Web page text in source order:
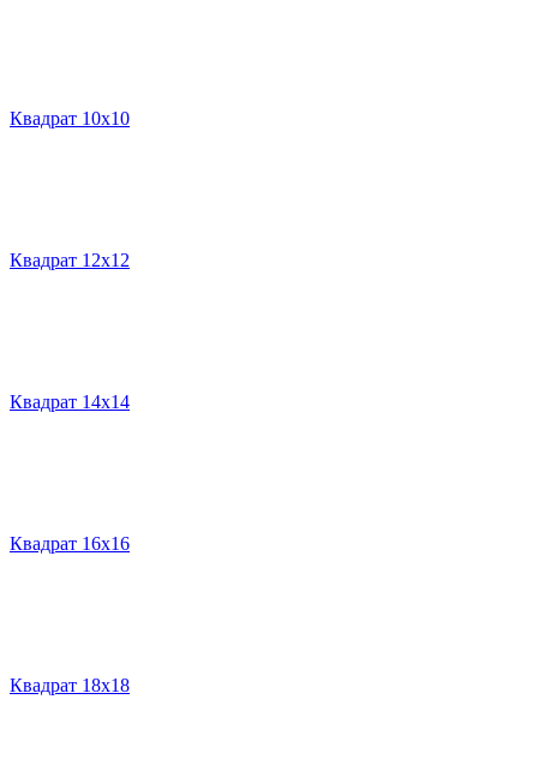
Квадрат 10х10
Квадрат 12х12
Квадрат 14х14
Квадрат 16х16
Квадрат 18х18